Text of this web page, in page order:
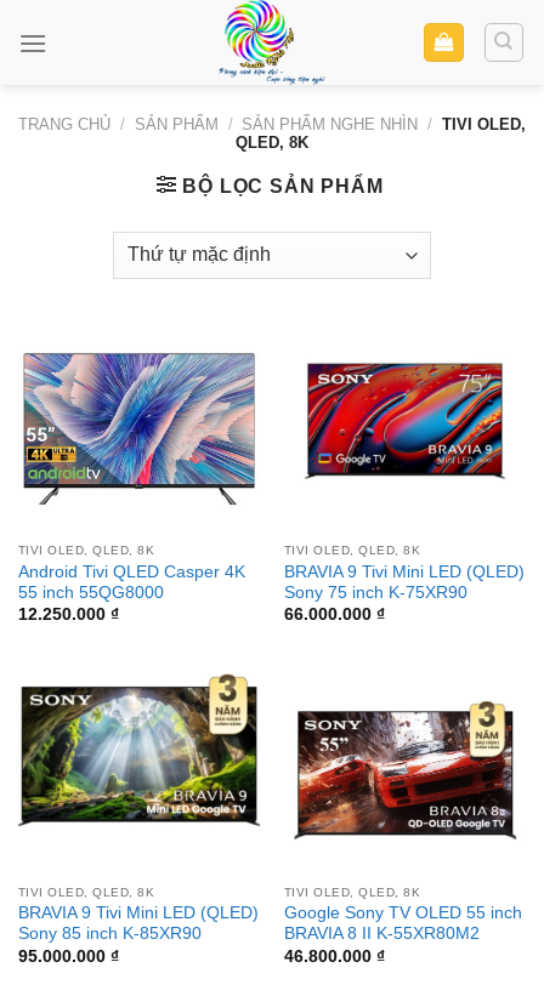
TRANG CHỦ / SẢN PHẨM / SẢN PHẨM NGHE NHÌN / TIVI OLED,
QLED, 8K
BỘ LỌC SẢN PHẨM
TIVI OLED, QLED, 8K
Android Tivi QLED Casper 4K
55 inch 55QG8000
12.250.000 ₫
TIVI OLED, QLED, 8K
BRAVIA 9 Tivi Mini LED (QLED)
Sony 75 inch K-75XR90
66.000.000 ₫
TIVI OLED, QLED, 8K
BRAVIA 9 Tivi Mini LED (QLED)
Sony 85 inch K-85XR90
95.000.000 ₫
TIVI OLED, QLED, 8K
Google Sony TV OLED 55 inch
BRAVIA 8 II K-55XR80M2
46.800.000 ₫